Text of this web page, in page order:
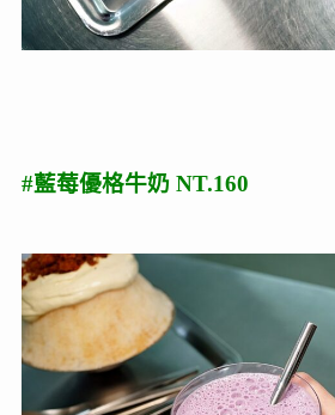
#藍莓優格牛奶 NT.160